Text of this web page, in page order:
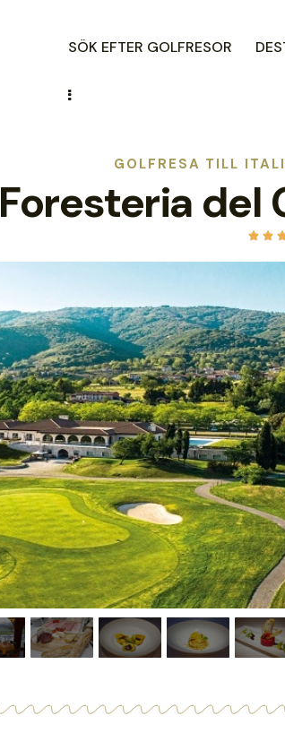
SÖK EFTER GOLFRESOR
GOLFRESA TILL
Foresteria del
 